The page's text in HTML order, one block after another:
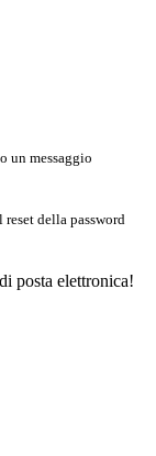
un messaggio
della password
posta elettronica!